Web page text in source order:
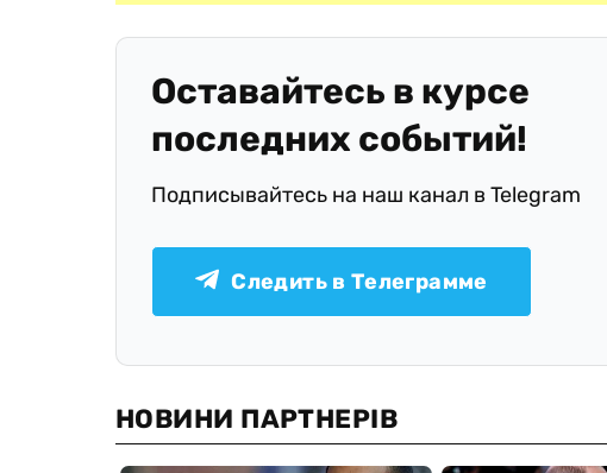
Оставайтесь в курсе
последних событий!
Подписывайтесь на наш канал в Telegram
Следить в Телеграмме